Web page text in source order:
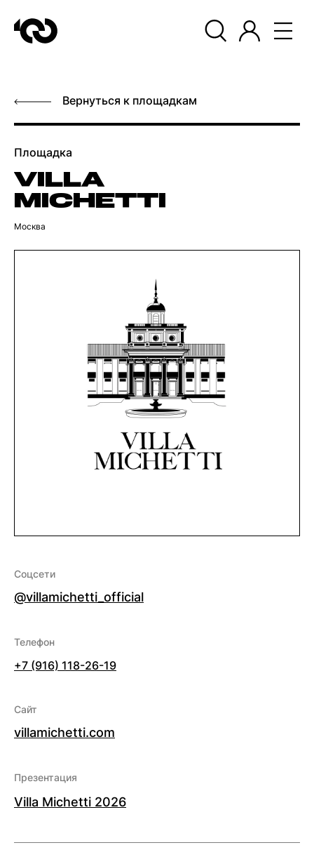
Вернуться к площадкам
Площадка
VILLA
MICHETTI
Москва
Соцсети
@villamichetti_official
Телефон
+7 (916) 118-26-19
Сайт
villamichetti.com
Презентация
Villa Michetti 2026